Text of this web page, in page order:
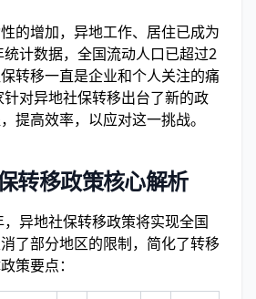
的增加，异地工作、居住已成为
计数据，全国流动人口已超过2
转移一直是企业和个人关注的痛
对异地社保转移出台了新的政
提高效率，以应对这一挑战。
转移政策核心解析
异地社保转移政策将实现全国
了部分地区的限制，简化了转移
策要点：